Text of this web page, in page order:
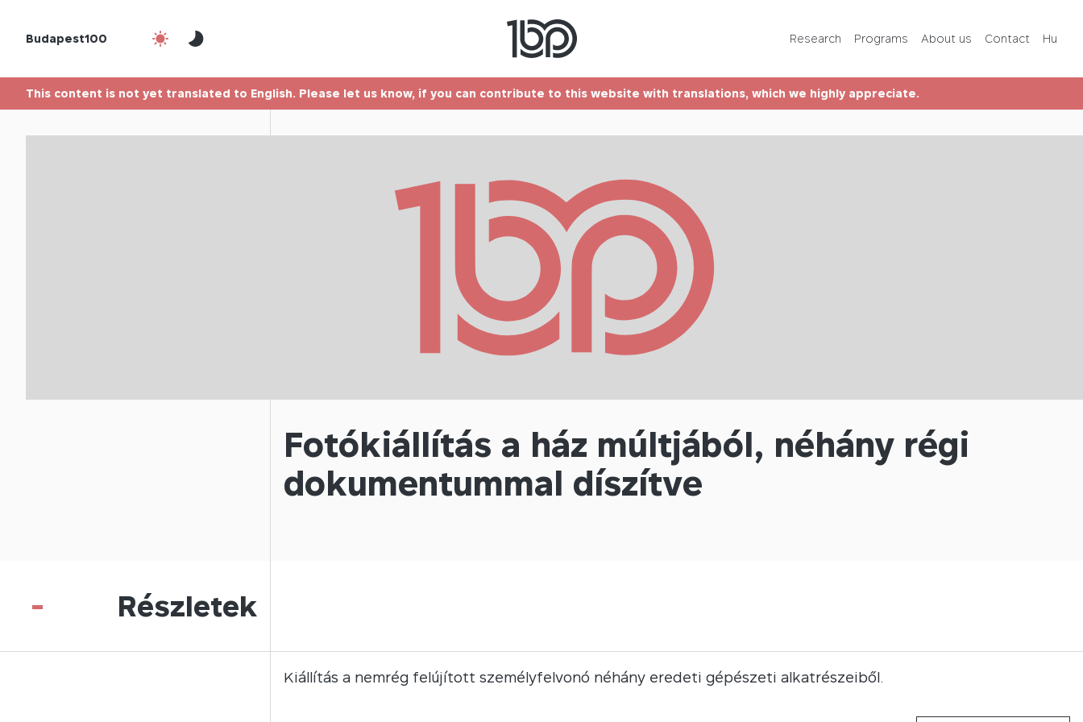
Budapest100 Research Programs About us Contact Hu
Contact
This content is not yet translated to English. Please let us know, if you can contribute to this website with translations, which we highly appreciate.
Fotókiállítás a ház múltjából, néhány régi
dokumentummal díszítve
Részletek
-
Kiállítás a nemrég felújított személyfelvonó néhány eredeti gépészeti alkatrészeiből.